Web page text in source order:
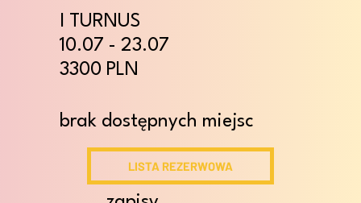
I TURNUS
10.07 - 23.07
3300 PLN
brak dostępnych miejsc
LISTA REZERWOWA